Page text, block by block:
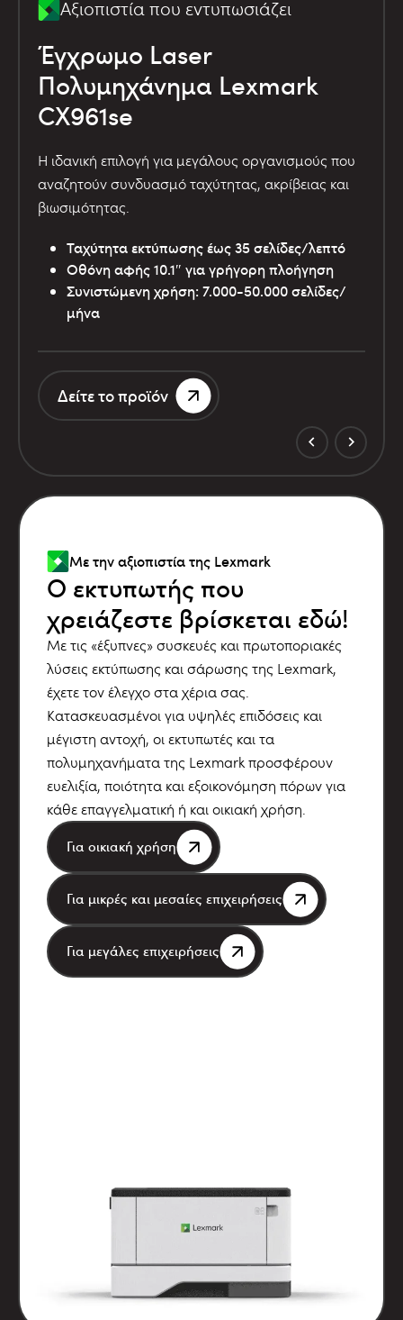
Αξιοπιστία που εντυπωσιάζει
Έγχρωμο Laser
Πολυμηχάνημα Lexmark
CX961se
Η ιδανική επιλογή για μεγάλους οργανισμούς που
αναζητούν συνδυασμό ταχύτητας, ακρίβειας και
βιωσιμότητας.
Ταχύτητα εκτύπωσης έως 35 σελίδες/λεπτό
Οθόνη αφής 10.1″ για γρήγορη πλοήγηση
Συνιστώμενη χρήση: 7.000-50.000 σελίδες/
μήνα
Δείτε το προϊόν
Με την αξιοπιστία της Lexmark
Ο εκτυπωτής που
χρειάζεστε βρίσκεται εδώ!
Με τις «έξυπνες» συσκευές και πρωτοποριακές
λύσεις εκτύπωσης και σάρωσης της Lexmark,
έχετε τον έλεγχο στα χέρια σας.
Κατασκευασμένοι για υψηλές επιδόσεις και
μέγιστη αντοχή, οι εκτυπωτές και τα
πολυμηχανήματα της Lexmark προσφέρουν
ευελιξία, ποιότητα και εξοικονόμηση πόρων για
κάθε επαγγελματική ή και οικιακή χρήση.
Για οικιακή χρήση
Για μικρές και μεσαίες επιχειρήσεις
Για μεγάλες επιχειρήσεις